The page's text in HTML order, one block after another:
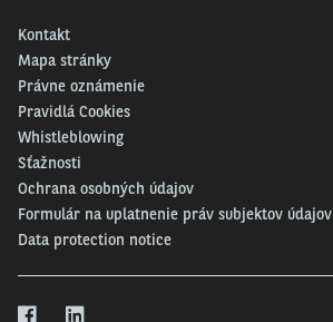
Kontakt
Mapa stránky
Právne oznámenie
Pravidlá Cookies
Whistleblowing
Sťažnosti
Ochrana osobných údajov
Formulár na uplatnenie práv subjektov údajov
Data protection notice